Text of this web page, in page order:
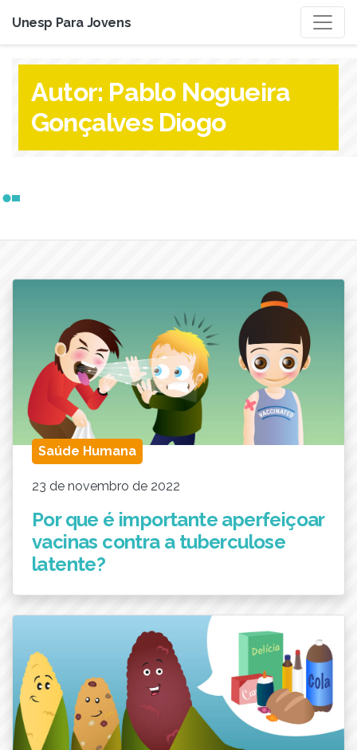
Unesp Para Jovens
Autor: Pablo Nogueira
Gonçalves Diogo
Saúde Humana
23 de novembro de 2022
Por que é importante aperfeiçoar
vacinas contra a tuberculose
latente?